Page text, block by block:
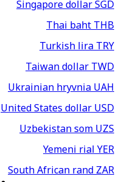
Singapore dollarSGD
Thai bahtTHB
Turkish liraTRY
Taiwan dollarTWD
Ukrainian hryvniaUAH
United States dollarUSD
Uzbekistan somUZS
Yemeni rialYER
South African randZAR